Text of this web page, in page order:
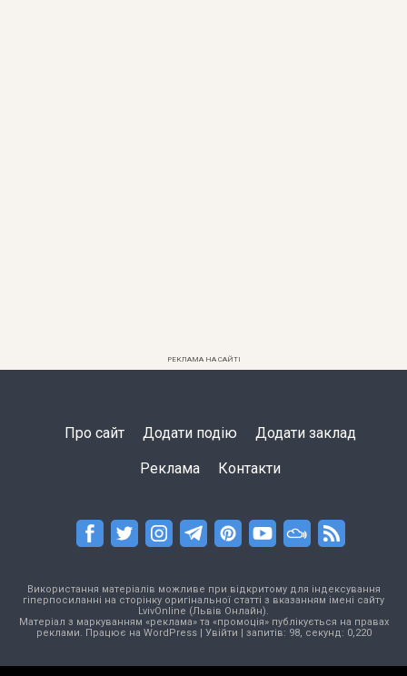
РЕКЛАМА НА САЙТІ
Про сайт Додати подію Додати заклад
Реклама Контакти
Використання матеріалів можливе при відкритому для індексування
гіперпосиланні на сторінку оригінальної статті з вказанням імені сайту
LvivOnline (Львів Онлайн).
Матеріал з маркуванням «реклама» та «промоція» публікується на правах
реклами. Працює на WordPress| Увійти | запитів: 98, секунд: 0,220